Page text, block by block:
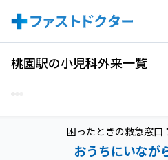
桃園駅の小児科外来一覧
困ったときの救急窓口
おうちにいなが